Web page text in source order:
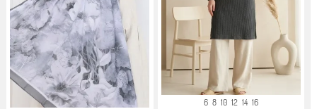
6 8 10 12 14 16